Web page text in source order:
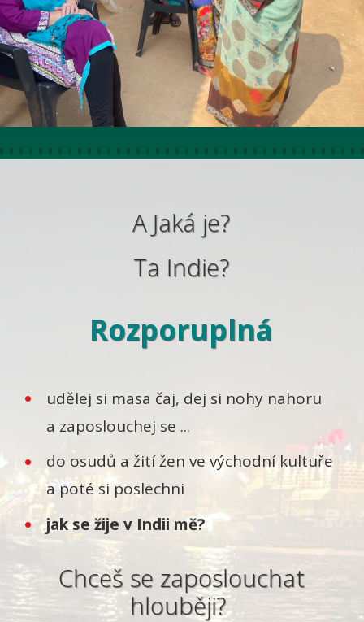
A Jaká je?
Ta Indie?
Rozporuplná
udělej si masa čaj, dej si nohy nahoru
a zaposlouchej se ...
do osudů a žití žen ve východní kultuře
a poté si poslechni
jak se žije v Indii mě?
Chceš se zaposlouchat
hlouběji?